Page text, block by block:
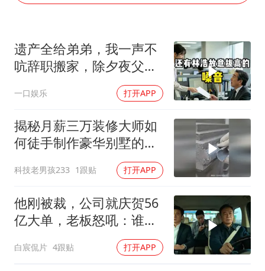
56岁刘奕君跟13岁女儿合跳
从科技创新看开局起步的时与势
遗产全给弟弟，我一声不
吭辞职搬家，除夕夜父亲
一口娱乐 打开APP
揭秘月薪三万装修大师如
何徒手制作豪华别墅的罗
科技老男孩233 1跟贴 打开APP
他刚被裁，公司就庆贺56
亿大单，老板怒吼：谁开
白宸侃片 4跟贴 打开APP